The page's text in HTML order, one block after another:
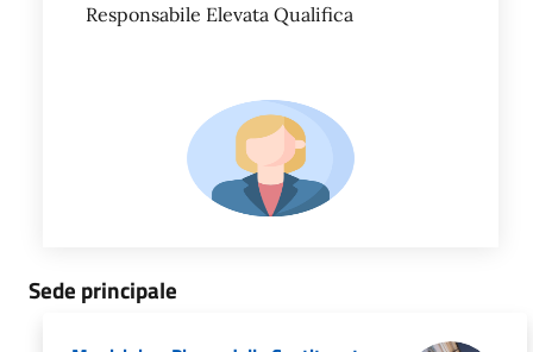
Responsabile Elevata Qualifica
Sede principale